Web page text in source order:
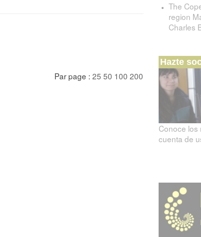
Par page : 25 50 100 200
The
region
Charles
Hazte
Conoce los
cuenta de